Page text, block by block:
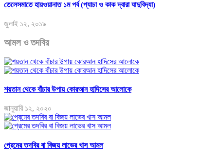
তেলেসমাতে হায়ওয়ানাত ১ম পর্ব (প্যাচা ও কাক দ্বারা যাদুবিদ্যা)
জুলাই ১২, ২০১৯
আমল ও তদবির
শয়তান থেকে বাঁচার উপায় কোরআন হাদিসের আলোকে
জানুয়ারি ১২, ২০২০
প্রেমের তদবির বা বিজয় লাভের খাস আমল